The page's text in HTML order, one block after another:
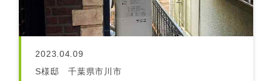
2023.04.09
S様邸 千葉県市川市